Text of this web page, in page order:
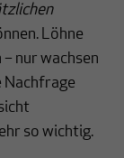
Löhne
nur wachsen
Nachfrage
so wichtig.